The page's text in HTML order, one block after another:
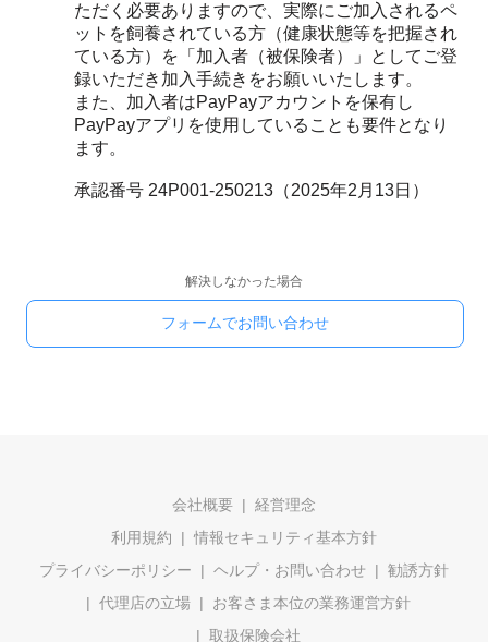
ただく必要ありますので、実際にご加入されるペ
ットを飼養されている方（健康状態等を把握され
ている方）を「加入者（被保険者）」としてご登
録いただき加入手続きをお願いいたします。
また、加入者はPayPayアカウントを保有し
PayPayアプリを使用していることも要件となり
ます。
承認番号 24P001-250213（2025年2月13日）
解決しなかった場合
フォームでお問い合わせ
会社概要
経営理念
利用規約
情報セキュリティ基本方針
プライバシーポリシー
ヘルプ・お問い合わせ
勧誘方針
代理店の立場
お客さま本位の業務運営方針
取扱保険会社